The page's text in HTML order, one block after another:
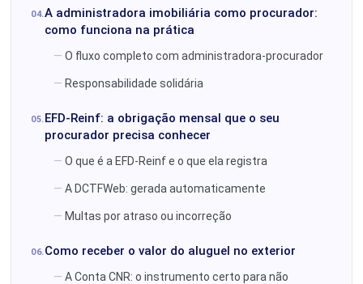
A administradora imobiliária como procurador:
como funciona na prática
O fluxo completo com administradora-procurador
Responsabilidade solidária
EFD-Reinf: a obrigação mensal que o seu
procurador precisa conhecer
O que é a EFD-Reinf e o que ela registra
A DCTFWeb: gerada automaticamente
Multas por atraso ou incorreção
Como receber o valor do aluguel no exterior
A Conta CNR: o instrumento certo para não